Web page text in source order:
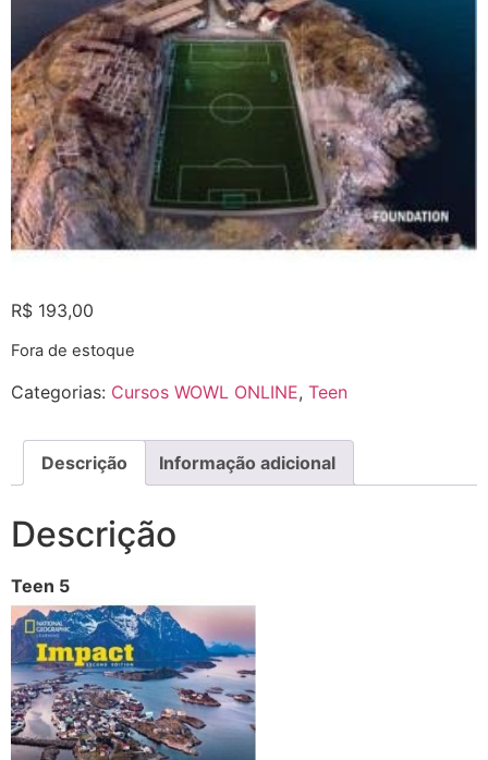
R$ 193,00
Fora de estoque
Categorias: Cursos WOWL ONLINE, Teen
Descrição Informação adicional
Descrição
Teen 5